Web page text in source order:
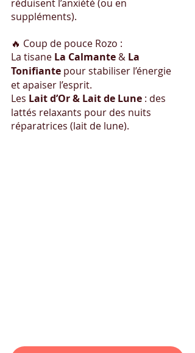
réduisent l’anxiété (ou en
suppléments).
🔥 Coup de pouce Rozo :
La tisane La Calmante & La
Tonifiante pour stabiliser l’énergie
et apaiser l’esprit.
Les Lait d’Or & Lait de Lune : des
lattés relaxants pour des nuits
réparatrices (lait de lune).